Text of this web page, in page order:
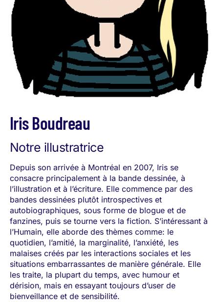
Iris Boudreau
Notre illustratrice
Depuis son arrivée à Montréal en 2007, Iris se
consacre principalement à la bande dessinée, à
l’illustration et à l’écriture. Elle commence par des
bandes dessinées plutôt introspectives et
autobiographiques, sous forme de blogue et de
fanzines, puis se tourne vers la fiction. S’intéressant à
l’Humain, elle aborde des thèmes comme: le
quotidien, l’amitié, la marginalité, l’anxiété, les
malaises créés par les interactions sociales et les
situations embarrassantes de manière générale. Elle
les traite, la plupart du temps, avec humour et
dérision, mais en essayant toujours d’user de
bienveillance et de sensibilité.